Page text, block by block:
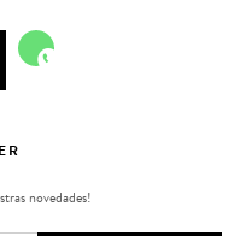

novedades!